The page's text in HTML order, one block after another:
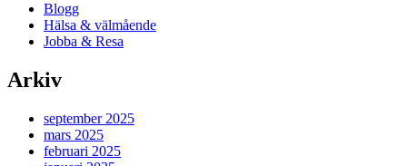
Blogg
Hälsa & välmående
Jobba & Resa
Arkiv
september 2025
mars 2025
februari 2025